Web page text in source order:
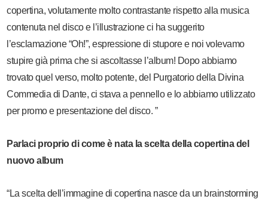
copertina, volutamente molto contrastante rispetto alla musica
contenuta nel disco e l’illustrazione ci ha suggerito
l’esclamazione “Oh!”, espressione di stupore e noi volevamo
stupire già prima che si ascoltasse l’album! Dopo abbiamo
trovato quel verso, molto potente, del Purgatorio della Divina
Commedia di Dante, ci stava a pennello e lo abbiamo utilizzato
per promo e presentazione del disco. ”
Parlaci proprio di come è nata la scelta della copertina del
nuovo album
“La scelta dell’immagine di copertina nasce da un brainstorming